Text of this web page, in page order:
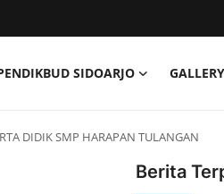
SIDOARJO GALLERY
DIDIK SMP HARAPAN TULANGAN
Berita